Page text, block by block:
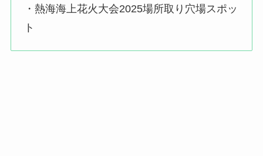
・熱海海上花火大会2025場所取り穴場スポッ
ト